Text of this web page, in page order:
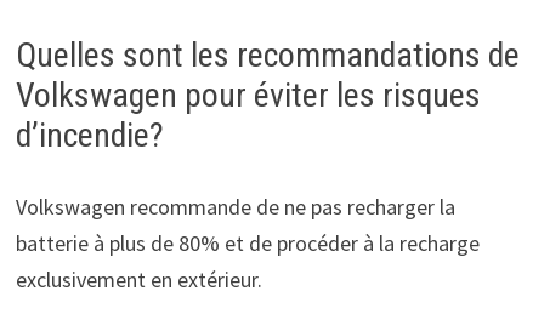
Quelles sont les recommandations de
Volkswagen pour éviter les risques
d’incendie?
Volkswagen recommande de ne pas recharger la
batterie à plus de 80% et de procéder à la recharge
exclusivement en extérieur.